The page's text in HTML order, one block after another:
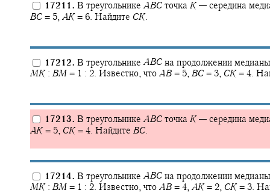
17211. В треугольнике ABC точка K— середина
BC = 5, AK= 6. Найдите CK.
17212. В треугольнике ABC на продолжении
MK : BM = 1 : 2. Известно, что AB = 5, BC = 3, CK = 4.
17213. В треугольнике ABC точка K— середина
AK= 5, CK= 4. Найдите BC.
17214. В треугольнике ABC на продолжении
MK : BM = 1 : 2. Известно, что AB = 4, AK = 2, CK = 3.